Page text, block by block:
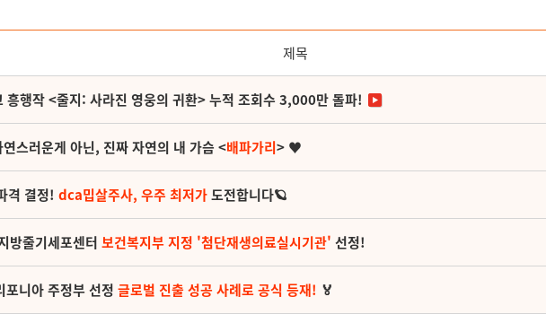
제목
행작 <줄지: 사라진 영웅의 귀환> 누적 조회수 3,000만 돌파!
스러운게 아닌, 진짜 자연의 내 가슴 <배파가리> ♥
격 결정! dca밉살주사, 우주 최저가도전합니다🪐
줄기세포센터 보건복지부 지정 '첨단재생의료실시기관' 선정!
니아 주정부 선정 글로벌 진출 성공 사례로 공식 등재! 🏅